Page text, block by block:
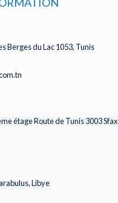
Berges du Lac 1053, Tunis
étage Route de Tunis 3003 Sfax
Libye